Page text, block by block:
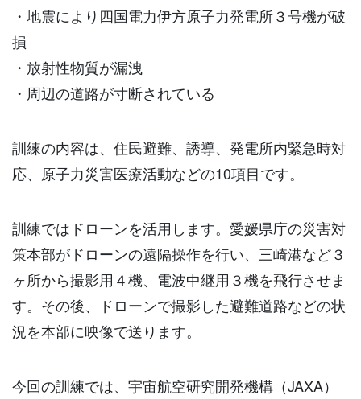
・地震により四国電力伊方原子力発電所３号機が破
損
・放射性物質が漏洩
・周辺の道路が寸断されている
訓練の内容は、住民避難、誘導、発電所内緊急時対
応、原子力災害医療活動などの10項目です。
訓練ではドローンを活用します。愛媛県庁の災害対
策本部がドローンの遠隔操作を行い、三崎港など３
ヶ所から撮影用４機、電波中継用３機を飛行させま
す。その後、ドローンで撮影した避難道路などの状
況を本部に映像で送ります。
今回の訓練では、宇宙航空研究開発機構（JAXA）